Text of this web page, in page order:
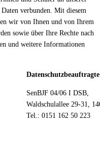
verbunden. Mit diesem
wir von Ihnen und von Ihrem
sowie über Ihre Rechte nach
und weitere Informationen
Datenschutzbeauftragte
SenBJF 04/06 I DSB,
Waldschulallee 29-31,
Tel.: 0151 162 50 223